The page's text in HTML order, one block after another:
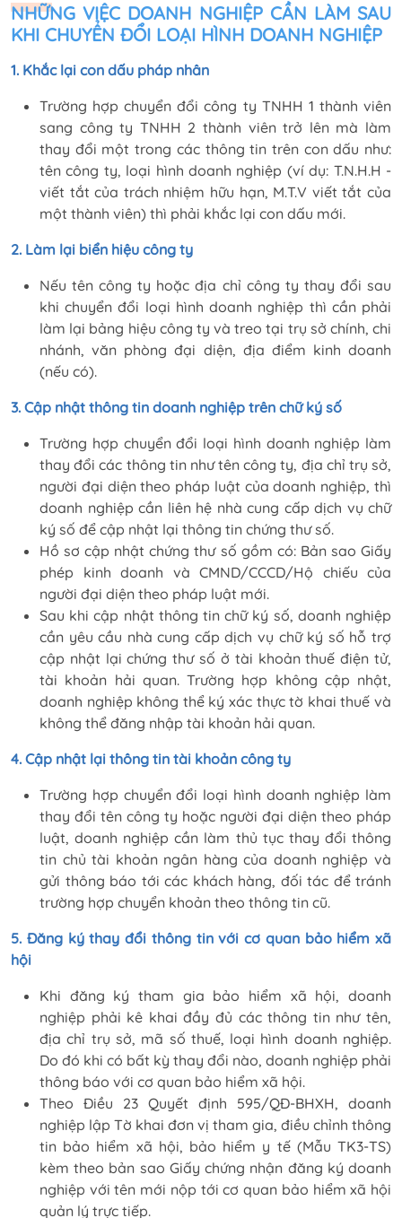
NHỮNG VIỆC DOANH NGHIỆP CẦN LÀM SAU
KHI CHUYỂN ĐỔI LOẠI HÌNH DOANH NGHIỆP
1. Khắc lại con dấu pháp nhân
Trường hợp chuyển đổi công ty TNHH 1 thành viên
sang công ty TNHH 2 thành viên trở lên mà làm
thay đổi một trong các thông tin trên con dấu như:
tên công ty, loại hình doanh nghiệp (ví dụ: T.N.H.H -
viết tắt của trách nhiệm hữu hạn, M.T.V viết tắt của
một thành viên) thì phải khắc lại con dấu mới.
2. Làm lại biển hiệu công ty
Nếu tên công ty hoặc địa chỉ công ty thay đổi sau
khi chuyển đổi loại hình doanh nghiệp thì cần phải
làm lại bảng hiệu công ty và treo tại trụ sở chính, chi
nhánh, văn phòng đại diện, địa điểm kinh doanh
(nếu có).
3. Cập nhật thông tin doanh nghiệp trên chữ ký số
Trường hợp chuyển đổi loại hình doanh nghiệp làm
thay đổi các thông tin như tên công ty, địa chỉ trụ sở,
người đại diện theo pháp luật của doanh nghiệp, thì
doanh nghiệp cần liên hệ nhà cung cấp dịch vụ chữ
ký số để cập nhật lại thông tin chứng thư số.
Hồ sơ cập nhật chứng thư số gồm có: Bản sao Giấy
phép kinh doanh và CMND/CCCD/Hộ chiếu của
người đại diện theo pháp luật mới.
Sau khi cập nhật thông tin chữ ký số, doanh nghiệp
cần yêu cầu nhà cung cấp dịch vụ chữ ký số hỗ trợ
cập nhật lại chứng thư số ở tài khoản thuế điện tử,
tài khoản hải quan. Trường hợp không cập nhật,
doanh nghiệp không thể ký xác thực tờ khai thuế và
không thể đăng nhập tài khoản hải quan.
4. Cập nhật lại thông tin tài khoản công ty
Trường hợp chuyển đổi loại hình doanh nghiệp làm
thay đổi tên công ty hoặc người đại diện theo pháp
luật, doanh nghiệp cần làm thủ tục thay đổi thông
tin chủ tài khoản ngân hàng của doanh nghiệp và
gửi thông báo tới các khách hàng, đối tác để tránh
trường hợp chuyển khoản theo thông tin cũ.
5. Đăng ký thay đổi thông tin với cơ quan bảo hiểm xã
hội
Khi đăng ký tham gia bảo hiểm xã hội, doanh
nghiệp phải kê khai đầy đủ các thông tin như tên,
địa chỉ trụ sở, mã số thuế, loại hình doanh nghiệp.
Do đó khi có bất kỳ thay đổi nào, doanh nghiệp phải
thông báo với cơ quan bảo hiểm xã hội.
Theo Điều 23 Quyết định 595/QĐ-BHXH, doanh
nghiệp lập Tờ khai đơn vị tham gia, điều chỉnh thông
tin bảo hiểm xã hội, bảo hiểm y tế (Mẫu TK3-TS)
kèm theo bản sao Giấy chứng nhận đăng ký doanh
nghiệp với tên mới nộp tới cơ quan bảo hiểm xã hội
quản lý trực tiếp.